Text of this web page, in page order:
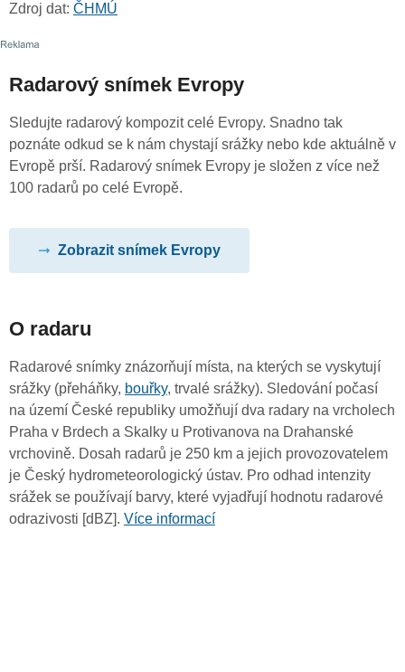
Zdroj dat: ČHMÚ
Radarový snímek Evropy
Sledujte radarový kompozit celé Evropy. Snadno tak
poznáte odkud se k nám chystají srážky nebo kde aktuálně v
Evropě prší. Radarový snímek Evropy je složen z více než
100 radarů po celé Evropě.
Zobrazit snímek Evropy
O radaru
Radarové snímky znázorňují místa, na kterých se vyskytují
srážky (přeháňky, bouřky, trvalé srážky). Sledování počasí
na území České republiky umožňují dva radary na vrcholech
Praha v Brdech a Skalky u Protivanova na Drahanské
vrchovině. Dosah radarů je 250 km a jejich provozovatelem
je Český hydrometeorologický ústav. Pro odhad intenzity
srážek se používají barvy, které vyjadřují hodnotu radarové
odrazivosti [dBZ]. Více informací